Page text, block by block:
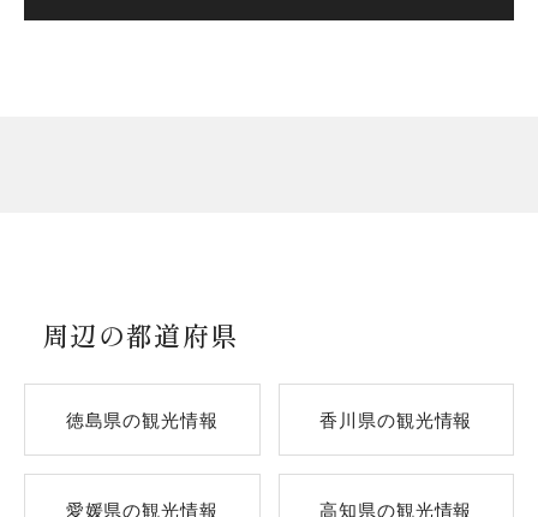
周辺の都道府県
徳島県の観光情報 香川県の観光情報
愛媛県の観光情報 高知県の観光情報